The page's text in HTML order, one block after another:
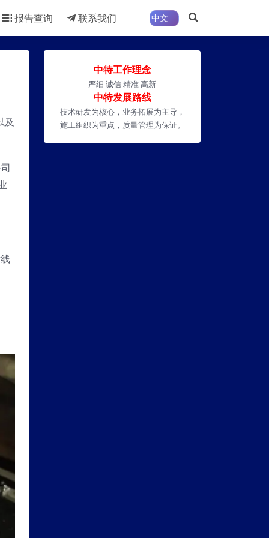
报告查询 联系我们
及
中特工作理念
严细 诚信 精准 高新
中特发展路线
技术研发为核心，业务拓展为主导，
施工组织为重点，质量管理为保证。